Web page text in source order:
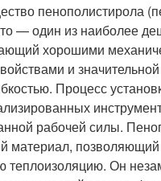
пенополистирола
— один из наиболее
хорошими
и значительной
Процесс
рабочей силы.
материал, позволяющий
теплоизоляцию. Он